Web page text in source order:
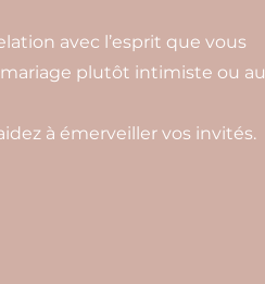
avec l’esprit que vous
plutôt intimiste ou au
à émerveiller vos invités.